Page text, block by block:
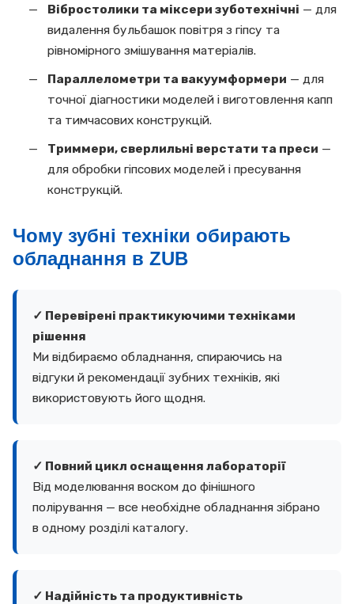
Вібростолики та міксери зуботехнічні — для
видалення бульбашок повітря з гіпсу та
рівномірного змішування матеріалів.
Параллелометри та вакуумформери — для
точної діагностики моделей і виготовлення капп
та тимчасових конструкцій.
Триммери, сверлильні верстати та преси —
для обробки гіпсових моделей і пресування
конструкцій.
Чому зубні техніки обирають
обладнання в ZUB
✓ Перевірені практикуючими техніками
рішення
Ми відбираємо обладнання, спираючись на
відгуки й рекомендації зубних техніків, які
використовують його щодня.
✓ Повний цикл оснащення лабораторії
Від моделювання воском до фінішного
полірування — все необхідне обладнання зібрано
в одному розділі каталогу.
✓ Надійність та продуктивність